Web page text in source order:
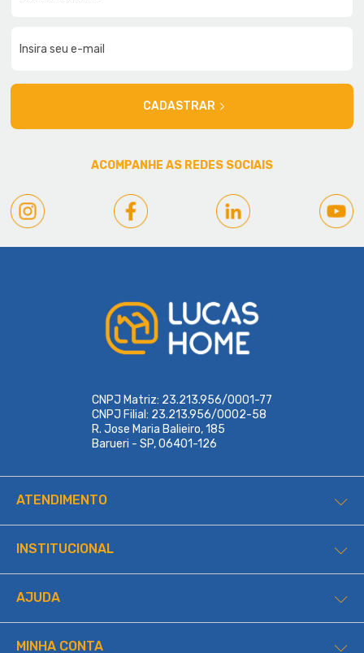
CADASTRAR
ACOMPANHE AS REDES SOCIAIS
CNPJ Matriz: 23.213.956/0001-77
CNPJ Filial: 23.213.956/0002-58
R. Jose Maria Balieiro, 185
Barueri - SP, 06401-126
ATENDIMENTO
INSTITUCIONAL
AJUDA
MINHA CONTA